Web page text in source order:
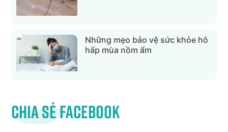
Những mẹo bảo vệ sức khỏe hô
hấp mùa nồm ẩm
Chia sẻ Facebook